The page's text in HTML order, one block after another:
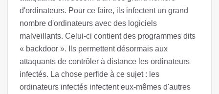
d'ordinateurs. Pour ce faire, ils infectent un grand
nombre d'ordinateurs avec des logiciels
malveillants. Celui-ci contient des programmes dits
« backdoor ». Ils permettent désormais aux
attaquants de contrôler à distance les ordinateurs
infectés. La chose perfide à ce sujet : les
ordinateurs infectés infectent eux-mêmes d'autres